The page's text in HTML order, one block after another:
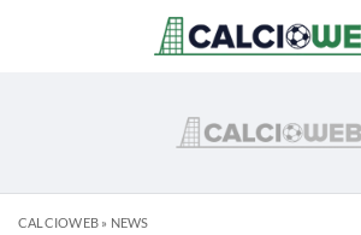
CALCIOWEB» NEWS